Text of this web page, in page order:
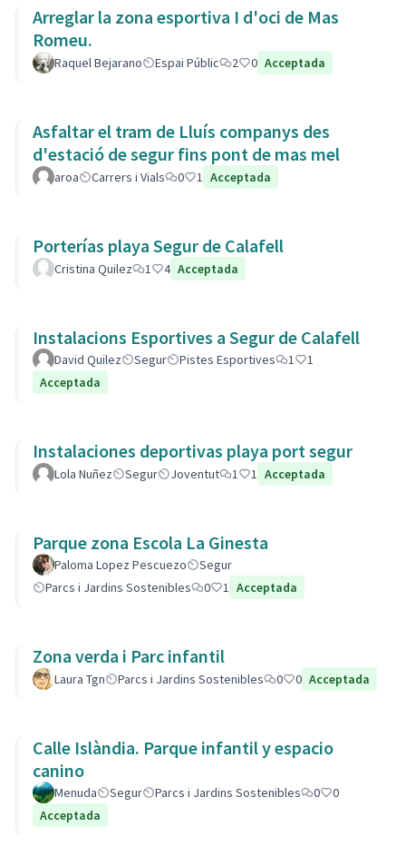
Arreglar la zona esportiva I d'oci de Mas
Romeu.
Raquel Bejarano Espai Públic 2 0 Acceptada
Asfaltar el tram de Lluís companys des
d'estació de segur fins pont de mas mel
aroa Carrers i Vials 0 1 Acceptada
Porterías playa Segur de Calafell
Cristina Quilez 1 4 Acceptada
Instalacions Esportives a Segur de Calafell
David Quilez Segur Pistes Esportives 1
1
Acceptada
Instalaciones deportivas playa port segur
Lola Nuñez Segur Joventut 1 1 Acceptada
Parque zona Escola La Ginesta
Paloma Lopez Pescuezo
Segur
Parcs i Jardins Sostenibles
0 1 Acceptada
Zona verda i Parc infantil
Laura Tgn Parcs i Jardins Sostenibles 0 0 Acceptada
Calle Islàndia. Parque infantil y espacio
canino
Menuda Segur Parcs i Jardins Sostenibles 0
0
Acceptada